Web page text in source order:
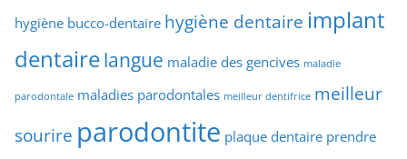
hygiène bucco-dentaire hygiène dentaire implant
dentairelangue maladie des gencives maladie
parodontale maladies parodontales meilleur dentifrice meilleur
sourire parodontite plaque dentaire prendre